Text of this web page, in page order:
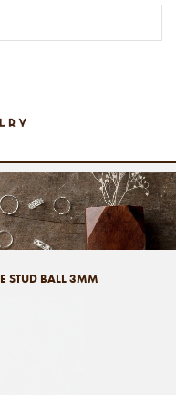
E STUD BALL 3MM